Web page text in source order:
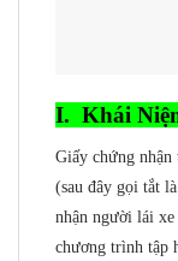
I. Khái
Giấy chứng
(sau đây gọi tắt
nhận người lái xe
chương trình tập